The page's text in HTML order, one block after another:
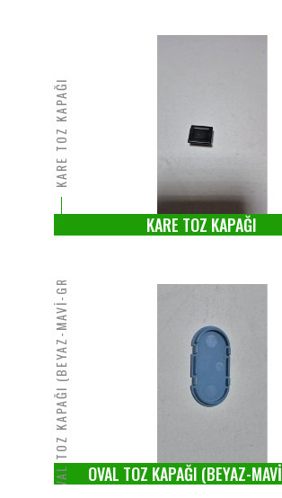
KARE TOZ KAPAĞI
KARE TOZ KAPAĞI
OVAL TOZ KAPAĞI (BEYAZ-MAVİ-GRİ) OVAL TOZ KAPAĞI (BEYAZ-